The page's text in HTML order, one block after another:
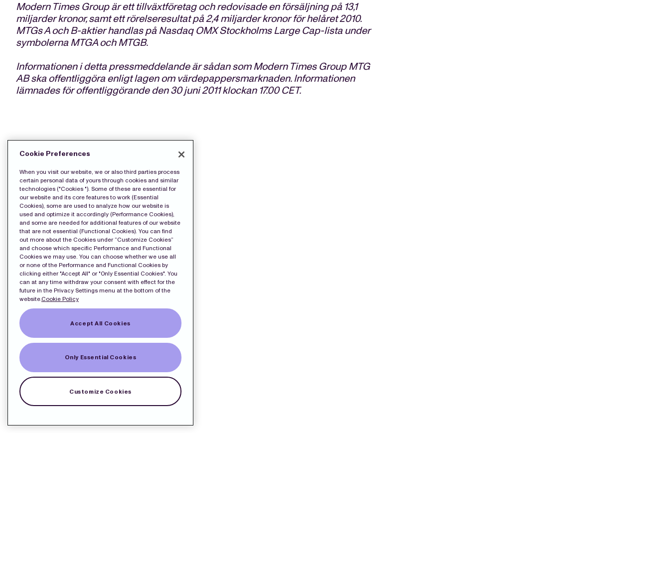
Modern Times Group är ett tillväxtföretag och redovisade en försäljning på 13,1
miljarder kronor, samt ett rörelseresultat på 2,4 miljarder kronor för helåret 2010.
MTGs A och B-aktier handlas på Nasdaq OMX Stockholms Large Cap-lista under
symbolerna MTGA och MTGB.
Informationen i detta pressmeddelande är sådan som Modern Times Group MTG
AB ska offentliggöra enligt lagen om värdepappersmarknaden. Informationen
lämnades för offentliggörande den 30 juni 2011 klockan 17.00 CET.
LADDA NED PRESS FILERNA:
wkr0001.pdf
Cookie Preferences
When you visit our website, we or also third parties process
certain personal data of yours through cookies and similar
technologies ("Cookies "). Some of these are essential for
our website and its core features to work (Essential
Cookies), some are used to analyze how our website is
used and optimize it accordingly (Performance Cookies),
and some are needed for additional features of our website
that are not essential (Functional Cookies). You can find
out more about the Cookies under “Customize Cookies”
and choose which specific Performance and Functional
Cookies we may use. You can choose whether we use all
or none of the Performance and Functional Cookies by
clicking either "Accept All" or "Only Essential Cookies". You
can at any time withdraw your consent with effect for the
future in the Privacy Settings menu at the bottom of the
website.Cookie Policy
Accept All Cookies
Only Essential Cookies
Customize Cookies